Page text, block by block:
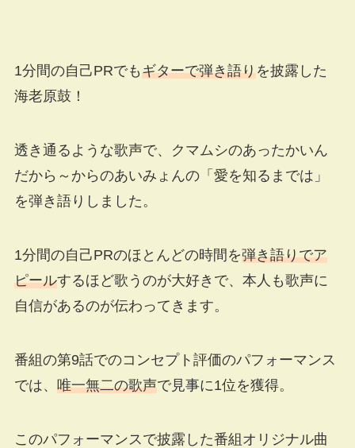
1分間の自己PRでもギターで弾き語りを披露した
海老原鼓！
透き通るような歌声で、クマムシのあったかいん
だから～からのあいみょんの「愛を知るまでは」
を弾き語りしました。
1分間の自己PRのほとんどの時間を弾き語りでア
ピールするほど歌うのが大好きで、本人も歌声に
自信があるのが伝わってきます。
番組の第9話でのコンセプト評価のパフォーマンス
では、 唯一無二の歌声で見事に1位を獲得。
このパフォーマンスで披露した番組オリジナル曲